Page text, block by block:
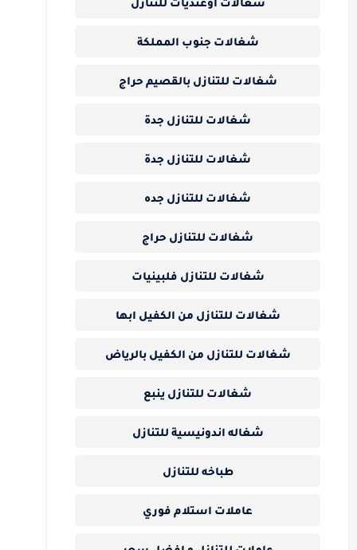
شغالات جنوب المملكة
شغالات للتنازل بالقصيم حراج
شغالات للتنازل جدة
شغالات للتنازل جدة
شغالات للتنازل جده
شغالات للتنازل حراج
شغالات للتنازل فلبينيات
شغالات للتنازل من الكفيل ابها
شغالات للتنازل من الكفيل بالرياض
شغالات للتنازل ينبع
شغاله اندونيسية للتنازل
طباخه للتنازل
عاملات استلام فوري